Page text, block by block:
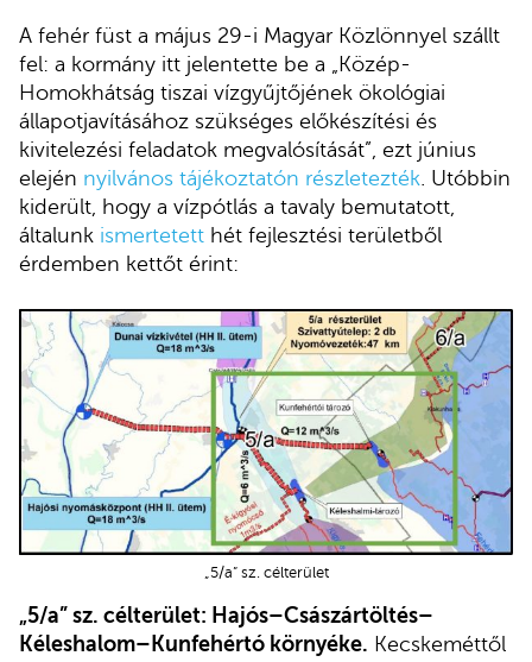
A fehér füst a május 29-i Magyar Közlönnyel szállt
fel: a kormány itt jelentette be a „Közép-
Homokhátság tiszai vízgyűjtőjének ökológiai
állapotjavításához szükséges előkészítési és
kivitelezési feladatok megvalósítását”, ezt június
elején nyilvános tájékoztatón részletezték. Utóbbin
kiderült, hogy a vízpótlás a tavaly bemutatott,
általunk ismertetett hét fejlesztési területből
érdemben kettőt érint:
„5/a” sz. célterület
„5/a” sz. célterület: Hajós–Császártöltés–
Kéleshalom–Kunfehértó környéke. Kecskeméttől